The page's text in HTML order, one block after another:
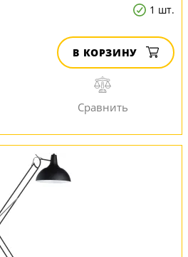
1 шт.
В КОРЗИНУ